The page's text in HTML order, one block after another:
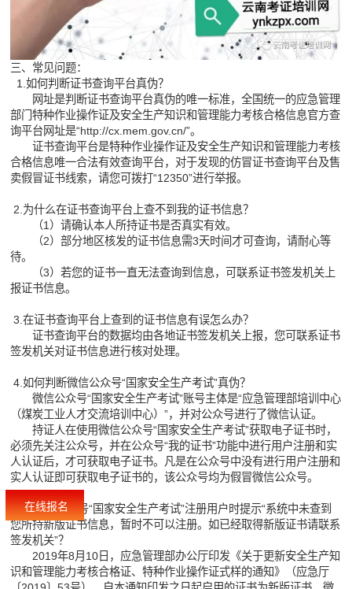
三、常见问题：
1.如何判断证书查询平台真伪？
网址是判断证书查询平台真伪的唯一标准，全国统一的应急管理
部门特种作业操作证及安全生产知识和管理能力考核合格信息官方查
询平台网址是“http://cx.mem.gov.cn/”。
证书查询平台是特种作业操作证及安全生产知识和管理能力考核
合格信息唯一合法有效查询平台，对于发现的仿冒证书查询平台及售
卖假冒证书线索，请您可拨打“12350”进行举报。
2.为什么在证书查询平台上查不到我的证书信息？
（1）请确认本人所持证书是否真实有效。
（2）部分地区核发的证书信息需3天时间才可查询，请耐心等
待。
（3）若您的证书一直无法查询到信息，可联系证书签发机关上
报证书信息。
3.在证书查询平台上查到的证书信息有误怎么办？
证书查询平台的数据均由各地证书签发机关上报，您可联系证书
签发机关对证书信息进行核对处理。
4.如何判断微信公众号“国家安全生产考试”真伪？
微信公众号“国家安全生产考试”账号主体是“应急管理部培训中心
（煤炭工业人才交流培训中心）”，并对公众号进行了微信认证。
持证人在使用微信公众号“国家安全生产考试”获取电子证书时，
必须先关注公众号，并在公众号“我的证书”功能中进行用户注册和实
人认证后，才可获取电子证书。凡是在公众号中没有进行用户注册和
实人认证即可获取电子证书的，该公众号均为假冒微信公众号。
5.在微信公众号“国家安全生产考试”注册用户时提示“系统中未查到
您所持新版证书信息，暂时不可以注册。如已经取得新版证书请联系
签发机关”？
2019年8月10日，应急管理部办公厅印发《关于更新安全生产知
识和管理能力考核合格证、特种作业操作证式样的通知》（应急厅
在线报名